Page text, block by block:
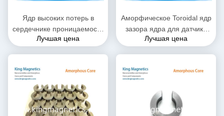
Ядр высоких потерь в
сердечнике проницаемости
низких аморфическое
Лучшая цена
Аморфическое Toroidal ядр
зазора ядра для датчика
1000A Hall настоящего
Лучшая цена